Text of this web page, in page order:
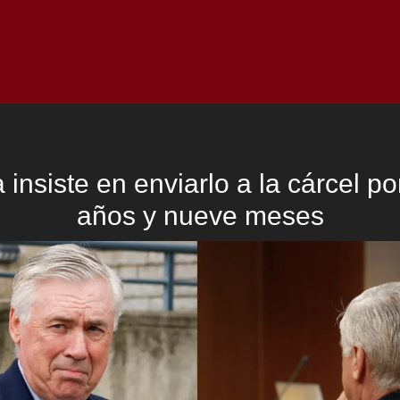
insiste en enviarlo a la cárcel
años y nueve meses